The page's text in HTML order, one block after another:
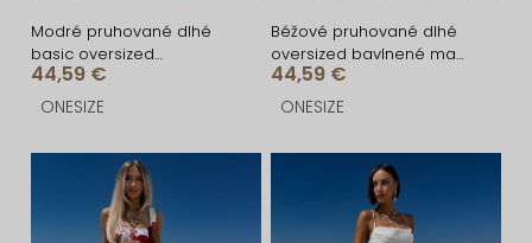
t
o
v
u
k
o
Modré pruhované dlhé
basic oversized
bavlnené košeľové šaty
FLARETA
44,59 €
ONESIZE
Béžové pruhované dlhé
oversized bavlnené maxi
košeľové šaty FLARETA
44,59 €
ONESIZE